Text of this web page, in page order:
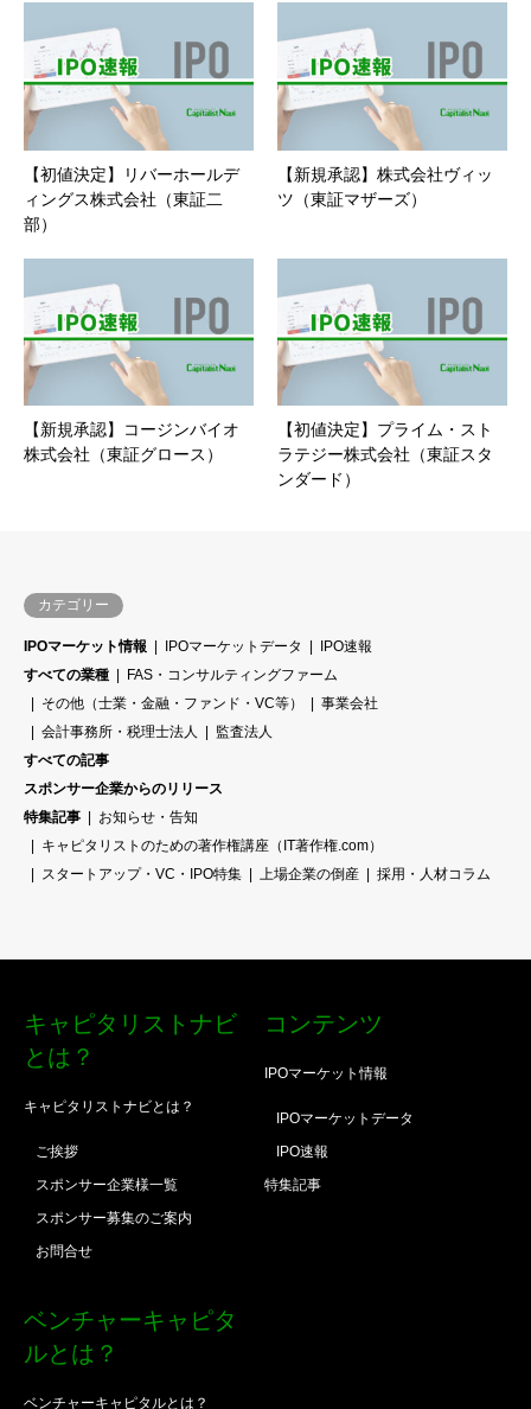
【初値決定】リバーホールデ
ィングス株式会社（東証二
部）
【新規承認】株式会社ヴィッ
ツ（東証マザーズ）
【新規承認】コージンバイオ
株式会社（東証グロース）
【初値決定】プライム・スト
ラテジー株式会社（東証スタ
ンダード）
カテゴリー
IPOマーケット情報 IPOマーケットデータ
IPO速報
すべての業種
FAS・コンサルティングファーム
その他（士業・金融・ファンド・VC等）
事業会社
会計事務所・税理士法人
監査法人
すべての記事
スポンサー企業からのリリース
特集記事
お知らせ・告知
キャピタリストのための著作権講座（IT著作権.com）
スタートアップ・VC・IPO特集
上場企業の倒産 採用・人材コラム
キャピタリストナビ
とは？
キャピタリストナビとは？
ご挨拶
スポンサー企業様一覧
スポンサー募集のご案内
お問合せ
コンテンツ
IPOマーケット情報
IPOマーケットデータ
IPO速報
特集記事
ベンチャーキャピタ
ルとは？
ベンチャーキャピタルとは？